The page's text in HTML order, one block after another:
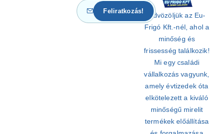
Üdvözöljük az Eu-
Frigó Kft.-nél, ahol a
minőség és
frissesség találkozik!
Mi egy családi
vállalkozás vagyunk,
amely évtizedek óta
elkötelezett a kiváló
minőségű mirelit
termékek előállítása